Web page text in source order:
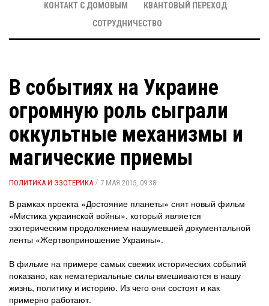
КОНТАКТ С ДОМОВЫМ
КВАНТОВЫЙ ПЕРЕХОД
СОТРУДНИЧЕСТВО
В событиях на Украине
огромную роль сыграли
оккультные механизмы и
магические приемы
ПОЛИТИКА И ЭЗОТЕРИКА / 7 МАЯ 2015, 09:38
В рамках проекта «Достояние планеты» снят новый фильм
«Мистика украинской войны», который является
эзотерическим продолжением нашумевшей документальной
ленты «Жертвоприношение Украины».
В фильме на примере самых свежих исторических событий
показано, как нематериальные силы вмешиваются в нашу
жизнь, политику и историю. Из чего они состоят и как
примерно работают.